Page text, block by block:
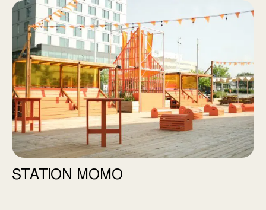
Station Momo
STATION MOMO